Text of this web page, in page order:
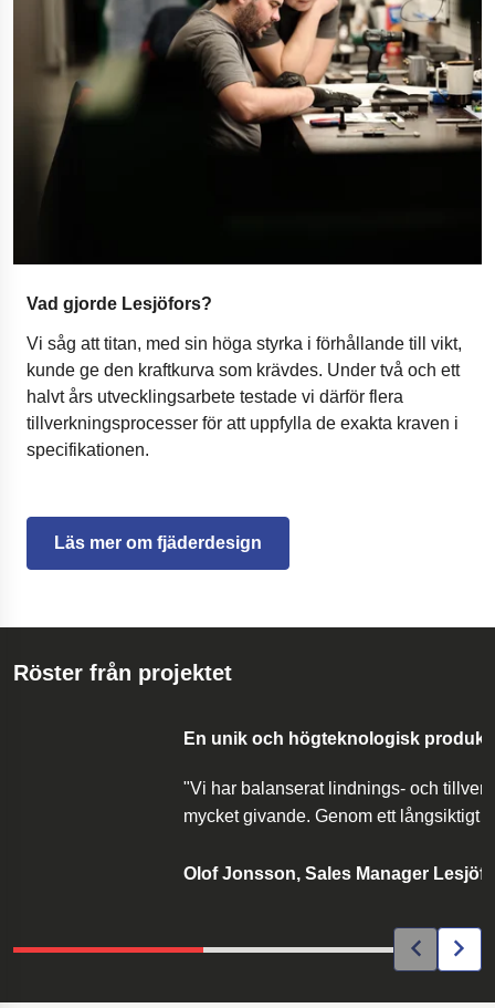
Vad gjorde Lesjöfors?
Vi såg att titan, med sin höga styrka i förhållande till vikt,
kunde ge den kraftkurva som krävdes. Under två och ett
halvt års utvecklingsarbete testade vi därför flera
tillverkningsprocesser för att uppfylla de exakta kraven i
specifikationen.
Läs mer om fjäderdesign
Röster från projektet
En unik och högteknologisk produkt
"Vi har balanserat lindnings- och
mycket givande. Genom ett långsiktigt
Olof Jonsson, Sales Manager